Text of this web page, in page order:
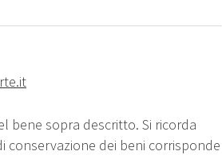
sopra descritto. Si ricorda
dei beni corrisponde